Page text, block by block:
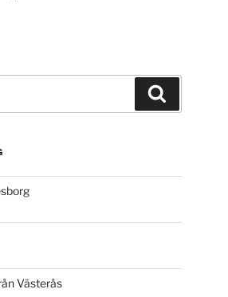
Västerås